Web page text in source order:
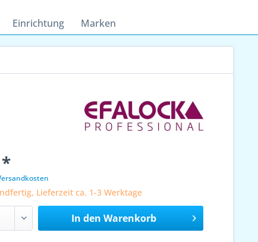
Einrichtung Marken
Lieferzeit ca. 1-3 Werktage
In den Warenkorb